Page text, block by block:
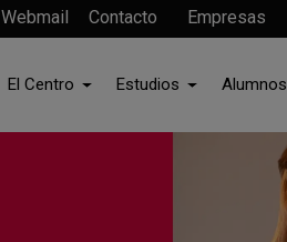
Webmail Contacto Empresas
El Centro Estudios Alumnos